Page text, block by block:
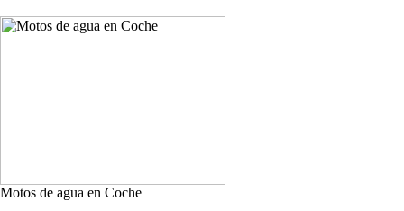
Motos de agua en Coche